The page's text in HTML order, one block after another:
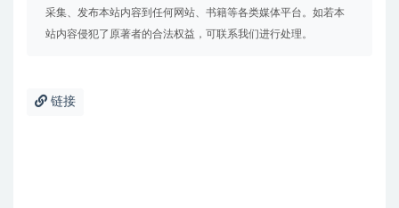
采集、发布本站内容到任何网站、书籍等各类媒体平台。如若本
站内容侵犯了原著者的合法权益，可联系我们进行处理。
链接